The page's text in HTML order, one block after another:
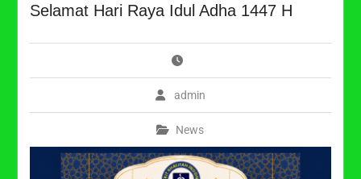
Selamat Hari Raya Idul Adha 1447 H
admin
News